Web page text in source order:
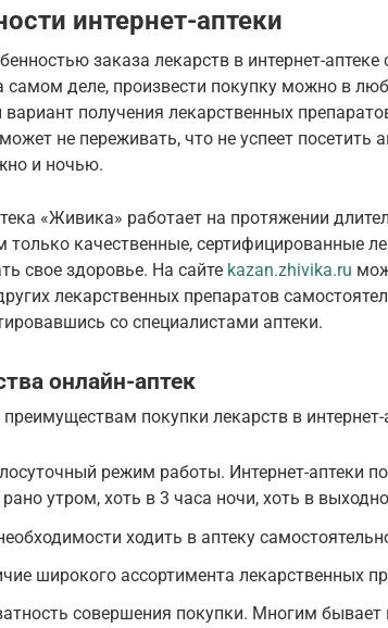
интернет-аптеки
заказа лекарств в интернет-аптеке
самом деле, произвести покупку можно в
получения лекарственных
не переживать, что не успеет посетить
и ночью.
«Живика» работает на протяжении
только качественные, сертифицированные
свое здоровье. На сайте kazan.zhivika.ru
лекарственных препаратов
со специалистами аптеки.
онлайн-аптек
покупки лекарств в интернет-
режим работы. Интернет-аптеки
рано утром, хоть в 3 часа ночи, хоть в
ходить в аптеку
широкого ассортимента лекарственных
совершения покупки. Многим бывает